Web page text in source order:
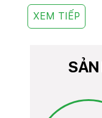
sắc trong học
động ý nghĩa
XEM TIẾP